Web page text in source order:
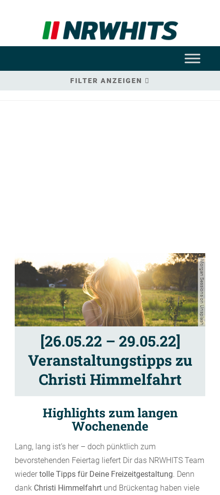
FILTER ANZEIGEN
Morgan Sessions on Unsplash
[26.05.22 – 29.05.22]
Veranstaltungstipps zu
Christi Himmelfahrt
Highlights zum langen
Wochenende
Lang, lang ist’s her – doch pünktlich zum
bevorstehenden Feiertag liefert Dir das NRWHITS Team
wieder tolle Tipps für Deine Freizeitgestaltung. Denn
dank Christi Himmelfahrt und Brückentag haben viele